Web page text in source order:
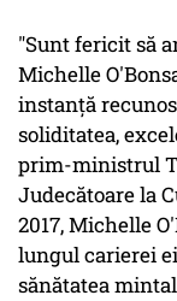
"Sunt fericit să
Michelle
instanţă
soliditatea,
prim-ministrul
Judecătoare la
2017, Michelle
lungul carierei
sănătatea